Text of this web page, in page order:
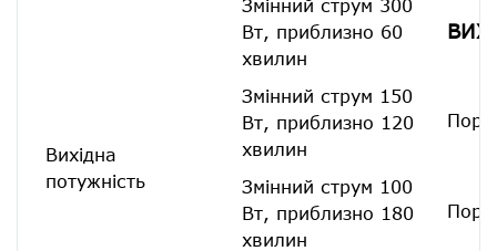
Вихідна
потужність
Змінний струм 300
Вт, приблизно 60
хвилин
Змінний струм 150
Вт, приблизно 120
хвилин
Порт
Змінний струм 100
Вт, приблизно 180
хвилин
Порт